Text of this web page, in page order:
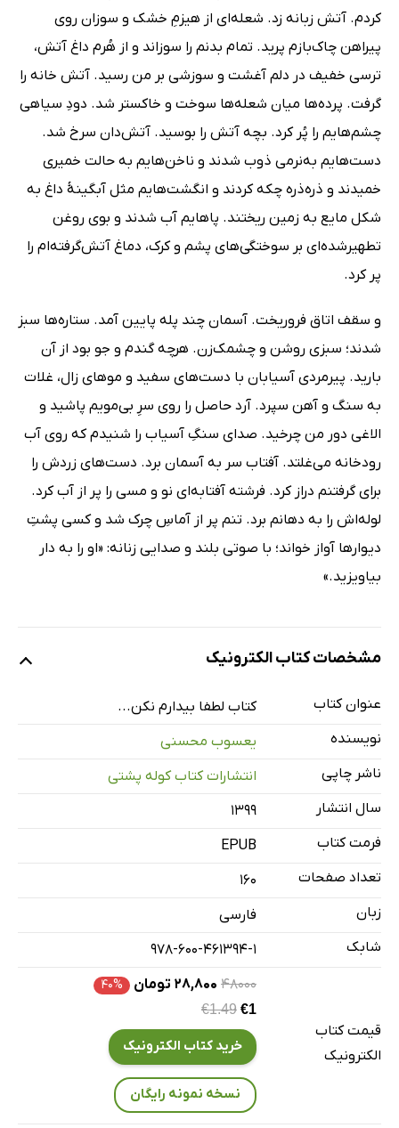
کردم. آتش زبانه زد. شعله‌ای از هیزمِ خشک و سوزان روی
پیراهن چاک‌بازم پرید. تمام بدنم را سوزاند و از هُرم داغ آتش،
ترسی خفیف در دلم آغشت و سوزشی بر من رسید. آتش خانه را
گرفت. پرده‌ها میان شعله‌ها سوخت و خاکستر شد. دودِ سیاهی
چشم‌هایم را پُر کرد. بچه آتش را بوسید. آتش‌دان سرخ شد.
دست‌هایم به‌نرمی ذوب شدند و ناخن‌هایم به حالت خمیری
خمیدند و ذره‌ذره چکه کردند و انگشت‌هایم مثل آبگینۀ داغ به
شکل مایع به زمین ریختند. پاهایم آب شدند و بوی روغن
تطهیرشده‌ای بر سوختگی‌های پشم و کرک، دماغ آتش‌گرفته‌ام را
پر کرد.
و سقف اتاق فروریخت. آسمان چند پله پایین آمد. ستاره‌ها سبز
شدند؛ سبزی روشن و چشمک‌زن. هرچه گندم و جو بود از آن
بارید. پیرمردی آسیابان با دست‌های سفید و موهای زال، غلات
به سنگ و آهن سپرد. آرد حاصل را روی سرِ بی‌مویم پاشید و
الاغی دور من چرخید. صدای سنگِ آسیاب را شنیدم که روی آب
رودخانه می‌غلتد. آفتاب سر به آسمان برد. دست‌های زردش را
برای گرفتنم دراز کرد. فرشته آفتابه‌ای نو و مسی را پر از آب کرد.
لوله‌اش را به دهانم برد. تنم پر از آماسِ چرک شد و کسی پشتِ
دیوارها آواز خواند؛ با صوتی بلند و صدایی زنانه: «او را به دار
بیاویزید.»
مشخصات کتاب الکترونیک
عنوان کتاب
کتاب لطفا بیدارم نکن...
نویسنده
یعسوب محسنی
ناشر چاپی
انتشارات کتاب کوله پشتی
سال انتشار
۱۳۹۹
فرمت کتاب
EPUB
تعداد صفحات
160
زبان
فارسی
شابک
978-600-461394-1
قیمت کتاب
الکترونیک
۴۸۰۰۰ ۲۸,۸۰۰ تومان ۴۰%
€1.49 €1
خرید کتاب الکترونیک
نسخه نمونه رایگان